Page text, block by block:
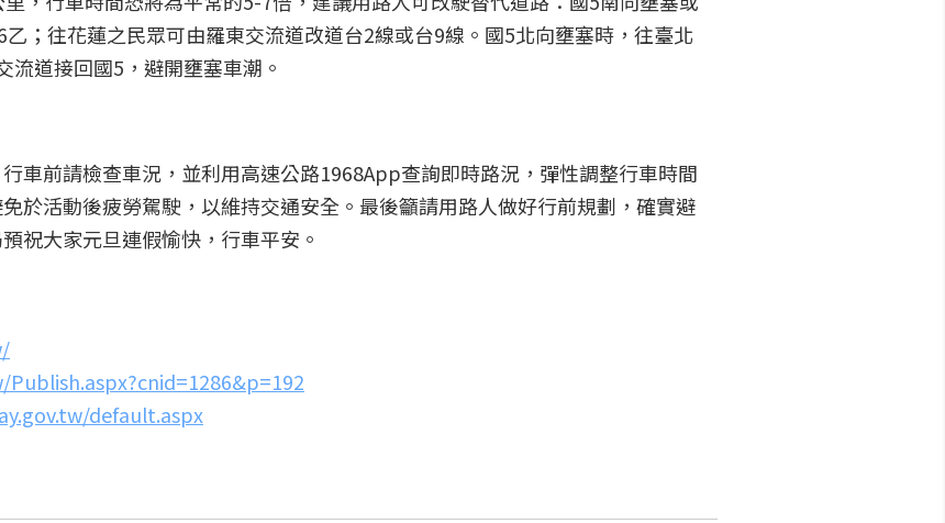
；往花蓮之民眾可由羅東交流道改道台2線或台9線。國5北向壅塞時，往臺北
道接回國5，避開壅塞車潮。
車前請檢查車況，並利用高速公路1968App查詢即時路況，彈性調整行車時間
於活動後疲勞駕駛，以維持交通安全。最後籲請用路人做好行前規劃，確實避
祝大家元旦連假愉快，行車平安。
default.aspx